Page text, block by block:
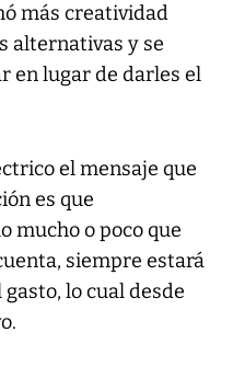
más creatividad
alternativas y se
en lugar de darles el
el mensaje que
es que
mucho o poco que
siempre estará
lo cual desde